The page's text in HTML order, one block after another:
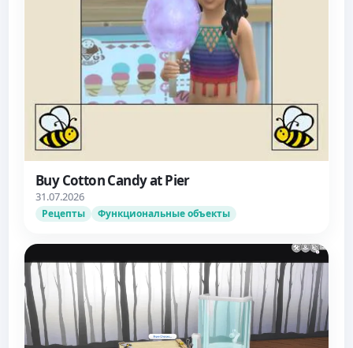
Buy Cotton Candy at Pier
31.07.2026
Рецепты Функциональные объекты